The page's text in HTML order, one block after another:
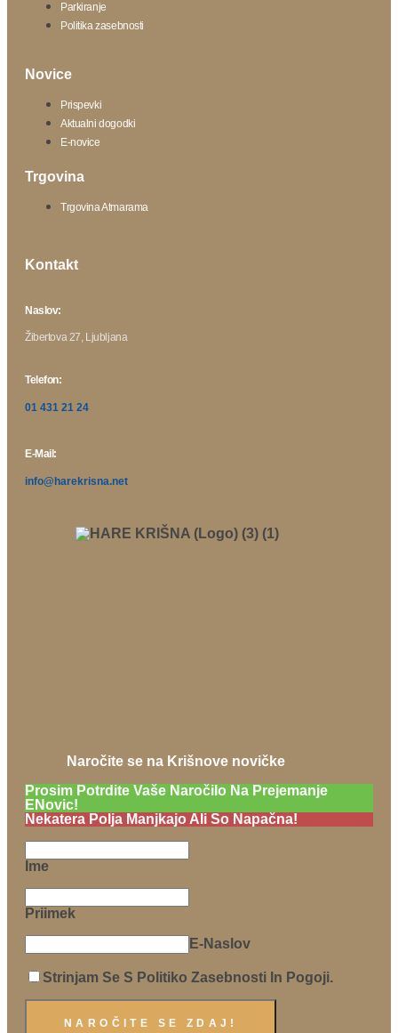
Parkiranje
Politika zasebnosti
Novice
Prispevki
Aktualni dogodki
E-novice
Trgovina
Trgovina Atmarama
Kontakt
Naslov:
Žibertova 27, Ljubljana
Telefon:
01 431 21 24
E-Mail:
info@harekrisna.net
Naročite se na Krišnove novičke
Prosim Potrdite Vaše Naročilo Na Prejemanje
ENovic!
Nekatera Polja Manjkajo Ali So Napačna!
Ime
Priimek
E-Naslov
Strinjam Se S Politiko Zasebnosti In Pogoji.